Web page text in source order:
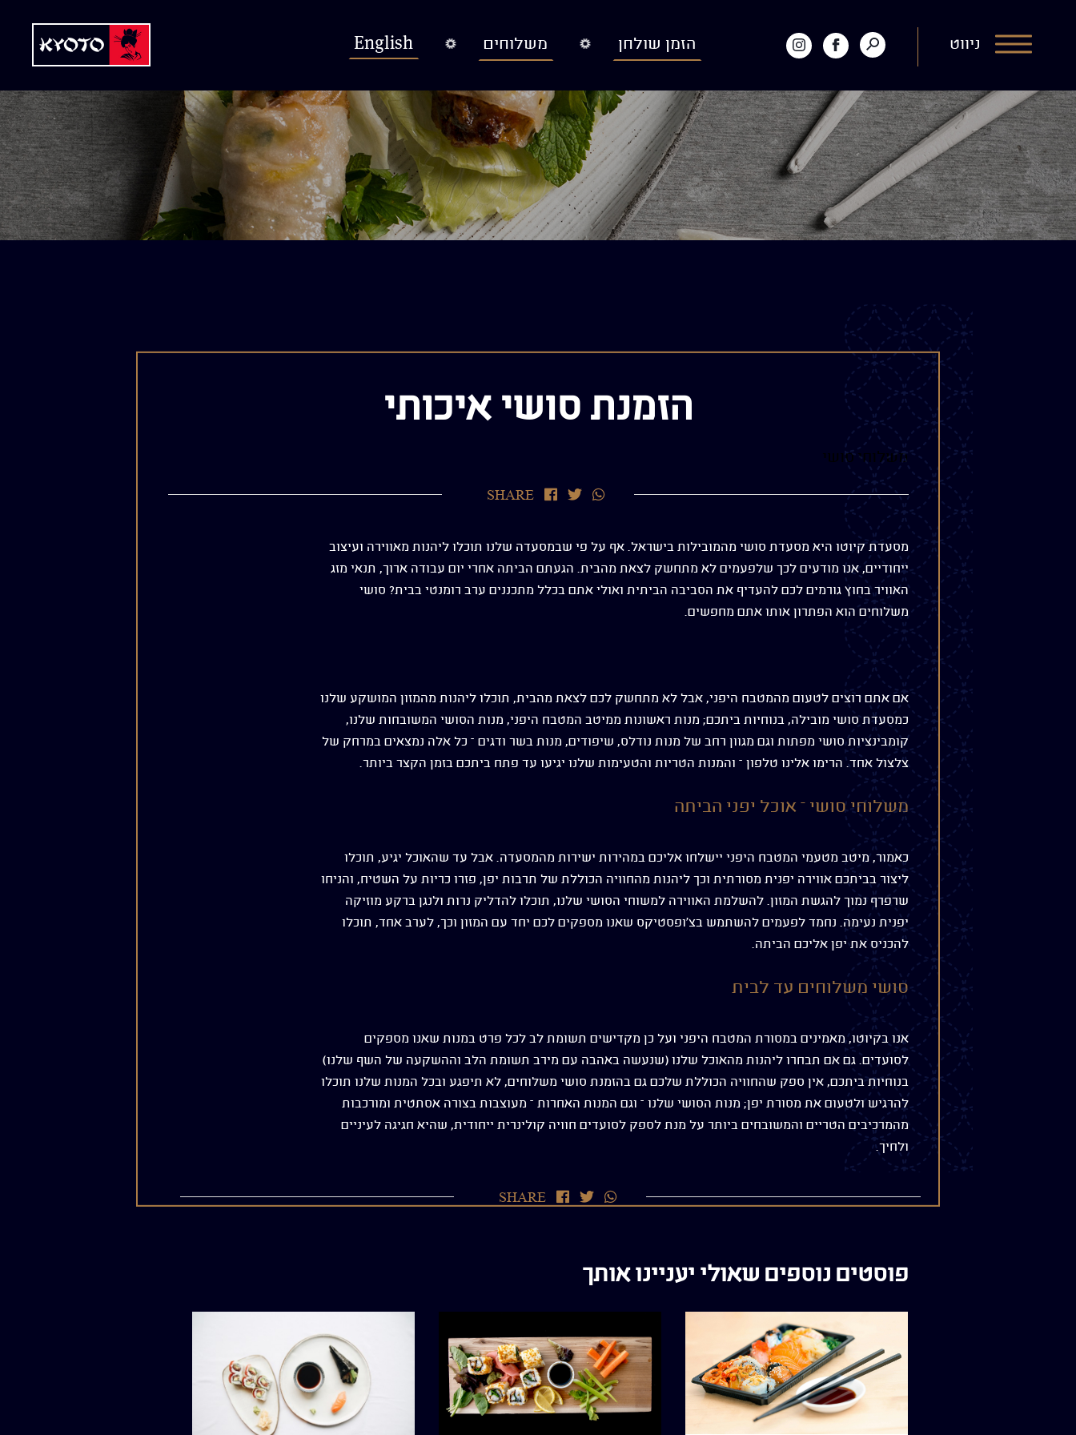
ניווט
קיוטו לעמוד
של
קיוטו
לפתיחת
English משלוחים הזמן שולחן
הזמנת סושי איכותי
משלוחי סושי
SHARE
שתףשתףשתף
מסעדת קיוטו היא מסעדת סושי מהמובילות בישראל. אף על פי שבמסעדה שלנו תוכלו ליהנות מאווירה ועיצוב
ייחודיים, אנו מודעים לכך שלפעמים לא מתחשק לצאת מהבית. הגעתם הביתה אחרי יום עבודה ארוך, תנאי מזג
האוויר בחוץ גורמים לכם להעדיף את הסביבה הביתית ואולי אתם בכלל מתכננים ערב רומנטי בבית? סושי
משלוחים הוא הפתרון אותו אתם מחפשים.
אם אתם רוצים לטעום מהמטבח היפני, אבל לא מתחשק לכם לצאת מהבית, תוכלו ליהנות מהמזון המושקע שלנו
כמסעדת סושי מובילה, בנוחיות ביתכם; מנות ראשונות ממיטב המטבח היפני, מנות הסושי המשובחות שלנו,
קומבינציות סושי מפתות וגם מגוון רחב של מנות נודלס, שיפודים, מנות בשר ודגים – כל אלה נמצאים במרחק של
צלצול אחד. הרימו אלינו טלפון – והמנות הטריות והטעימות שלנו יגיעו עד פתח ביתכם בזמן הקצר ביותר.
משלוחי סושי – אוכל יפני הביתה
כאמור, מיטב מטעמי המטבח היפני יישלחו אליכם במהירות ישירות מהמסעדה. אבל עד שהאוכל יגיע, תוכלו
ליצור בביתכם אווירה יפנית מסורתית וכך ליהנות מהחוויה הכוללת של תרבות יפן, פזרו כריות על השטיח, והניחו
שרפרף נמוך להגשת המזון. להשלמת האווירה למשוחי הסושי שלנו, תוכלו להדליק נרות ולנגן ברקע מוזיקה
יפנית נעימה. נחמד לפעמים להשתמש בצ'ופסטיקס שאנו מספקים לכם יחד עם המזון וכך, לערב אחד, תוכלו
להכניס את יפן אליכם הביתה.
סושי משלוחים עד לבית
אנו בקיוטו, מאמינים במסורת המטבח היפני ועל כן מקדישים תשומת לב לכל פרט במנות שאנו מספקים
לסועדים. גם אם תבחרו ליהנות מהאוכל שלנו (שנעשה באהבה עם מירב תשומת הלב וההשקעה של השף שלנו)
בנוחיות ביתכם, אין ספק שהחוויה הכוללת שלכם גם בהזמנת סושי משלוחים, לא תיפגע ובכל המנות שלנו תוכלו
להרגיש ולטעום את מסורת יפן; מנות הסושי שלנו – וגם המנות האחרות – מעוצבות בצורה אסתטית ומורכבות
מהמרכיבים הטריים והמשובחים ביותר על מנת לספק לסועדים חוויה קולינרית ייחודית, שהיא חגיגה לעיניים
ולחיך.
SHARE
שתףשתףשתף
פוסטים נוספים שאולי יעניינו אותך